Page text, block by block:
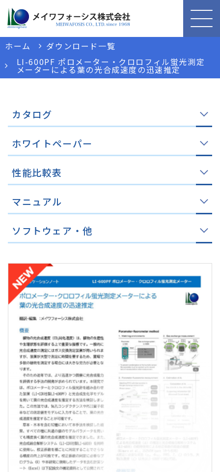
ホーム
ダウンロード一覧
LI-600PF ポロメーター・クロロフィル蛍光測定
メーターによる葉の光合成速度の迅速推定
カタログ
ホワイトペーパー
性能比較表
マニュアル
ソフトウェア・他